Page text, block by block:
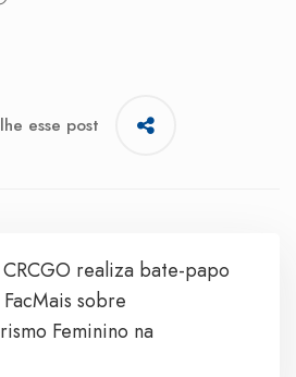
esse post
realiza bate-papo
sobre
Feminino na